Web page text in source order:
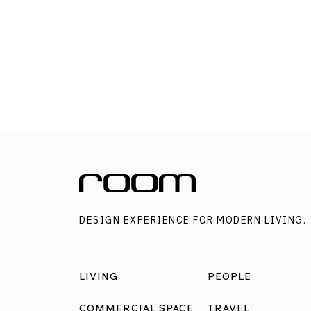
DESIGN EXPERIENCE FOR MODERN LIVING.
LIVING
COMMERCIAL SPACE
PEOPLE
TRAVEL